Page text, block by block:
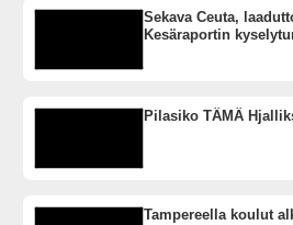
Sekava Ceuta,
Kesäraportin
Pilasiko TÄMÄ
Tampereella koulut